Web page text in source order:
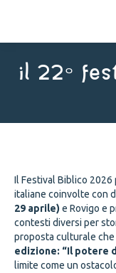
Il 22°
Il Festival Biblico
italiane coinvolte con
29 aprile) e Rovigo e
contesti diversi per
proposta culturale
edizione: “Il potere
limite come un